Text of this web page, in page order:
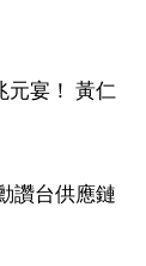
元宴！ 黃仁
讚台供應鏈